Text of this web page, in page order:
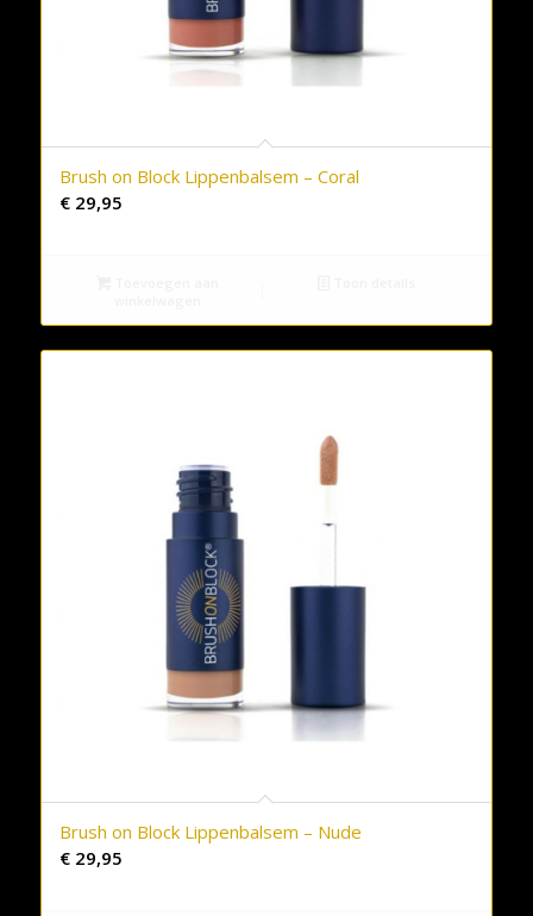
Brush on Block Lippenbalsem – Coral
€29,95
Brush on Block Lippenbalsem – Nude
€29,95